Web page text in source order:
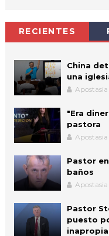
RECIENTES
China
una
Apostasia
"Era
pastora
Apostasia
Pastor
baños
Apostasia
Pastor
puesto